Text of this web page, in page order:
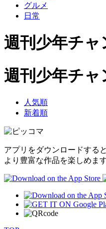
グルメ
日常
週刊少年チャ
週刊少年チャ
人気順
新着順
アプリをダウンロードすると
より豊富な作品を楽しめま